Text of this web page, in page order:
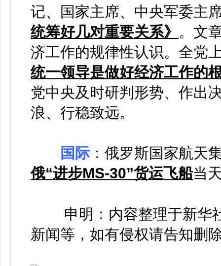
记、国家主席、中央军委主
统筹好几对重要关系》 。文
济工作的规律性认识。全党
统一领导是做好经济工作的
党中央及时研判形势、作出
浪、行稳致远。
国际：俄罗斯国家航天
俄“进步MS-30”货运飞船当
申明：内容整理于新华
新闻等，如有侵权请告知删